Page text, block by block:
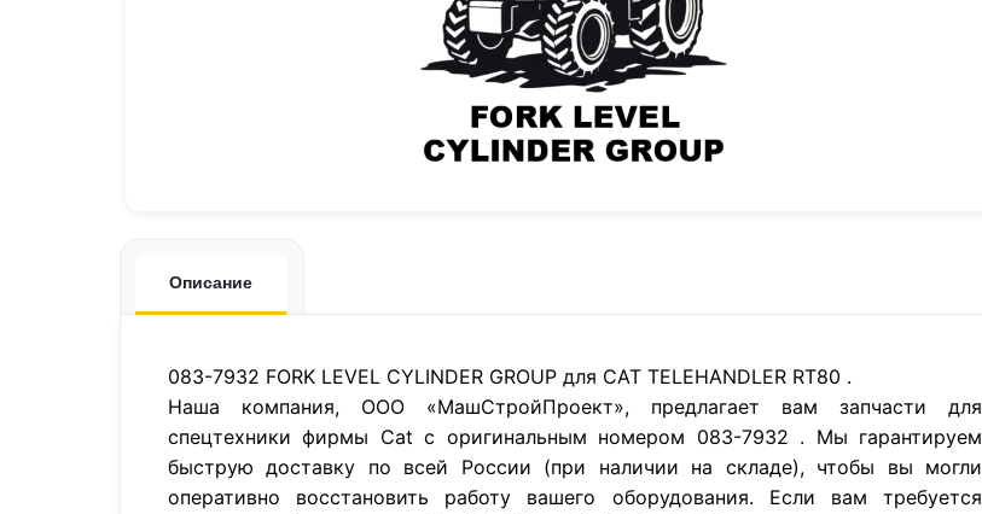
Описание
083-7932 FORK LEVEL CYLINDER GROUP для CAT TELEHANDLER RT80 .
Наша компания, ООО «МашСтройПроект», предлагает вам запчасти для
спецтехники фирмы Cat с оригинальным номером 083-7932 . Мы гарантируем
быструю доставку по всей России (при наличии на складе), чтобы вы могли
оперативно восстановить работу вашего оборудования. Если вам требуется